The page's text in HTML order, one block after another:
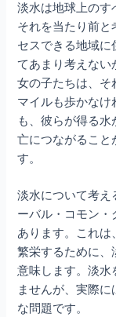
淡水は地球上のす
それを当たり前と
セスできる地域に
てあまり考えない
女の子たちは、そ
マイルも歩かな
も、彼らが得る
亡につながること
す。
淡水について考え
ーバル・コモン
あります。これは
繁栄するために、
意味します。淡水
ませんが、実際
な問題です。